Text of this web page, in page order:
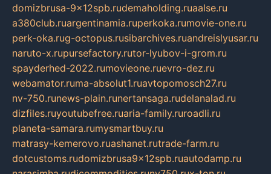
domizbrusa-9x12spb.rudemaholding.ruaalse.ru
a380club.ruargentinamia.ruperkoka.rumovie-one.ru
perk-oka.rug-octopus.rusibarchives.ruandreislyusar.ru
naruto-x.rupursefactory.rutor-lyubov-i-grom.ru
spayderhed-2022.rumovieone.ruevro-dez.ru
webamator.ruma-absolut1.ruavtopomosch27.ru
nv-750.runews-plain.runertansaga.rudelanalad.ru
dizfiles.ruyoutubefree.ruaria-family.ruroadli.ru
planeta-samara.rumysmartbuy.ru
matrasy-kemerovo.ruashanet.rutrade-farm.ru
dotcustoms.rudomizbrusa9x12spb.ruautodamp.ru